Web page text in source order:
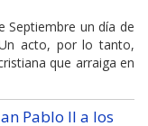
Septiembre un día de
acto, por lo tanto,
que arraiga en
Pablo II a los